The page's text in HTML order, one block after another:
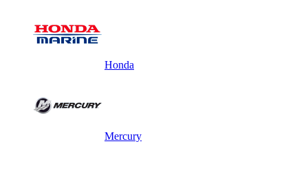
Honda
Mercury